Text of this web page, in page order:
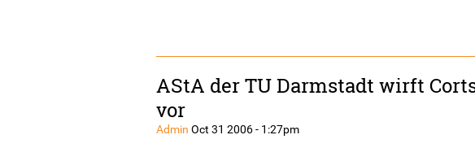
AStA der TU Darmstadt wirft
vor
Admin Oct 31 2006 - 1:27pm